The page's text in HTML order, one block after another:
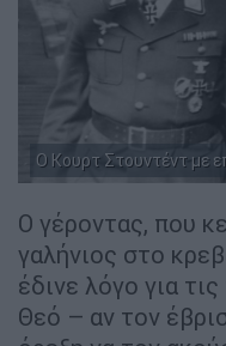
Ο Κουρτ Στουντέντ με
Ο γέροντας, που
γαλήνιος στο
έδινε λόγο για
Θεό – αν τον